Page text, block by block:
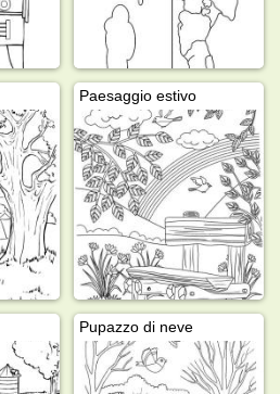
Paesaggio estivo
Pupazzo di neve